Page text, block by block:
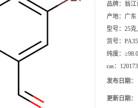
品牌： 翁江
产地： 广东
型号： 25克
货号：
纯度：
cas：
发布日期：
更新日期：